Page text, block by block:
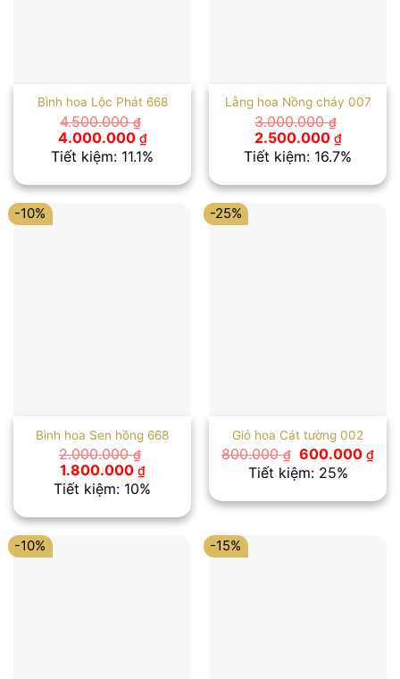
Bình hoa Lộc Phát 668
4.500.000₫
Giá
gốc
là:
4.000.000 ₫Giá
hiện
tại
4.000.000 ₫.
Tiết kiệm: 11.1%
Lẵng hoa Nồng cháy 007
3.000.000₫
Giá
gốc
là:
2.500.000 ₫Giá
hiện
tại
Tiết kiệm: 16.7%
-10%
Bình hoa Sen hồng 668
2.000.000₫
Giá
gốc
là:
1.800.000 ₫Giá
hiện
tại
1.800.000 ₫.
Tiết kiệm: 10%
-25%
Giỏ hoa Cát tường 002
800.000₫ Giá
gốc
là:
600.000₫Giá
là:
Tiết kiệm: 25%
-10% -15%